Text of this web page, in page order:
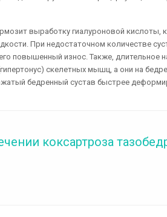
выработку гиалуроновой кислоты,
При недостаточном количестве
повышенный износ. Также, длительное
скелетных мышц, а они на
бедренный сустав быстрее
коксартроза